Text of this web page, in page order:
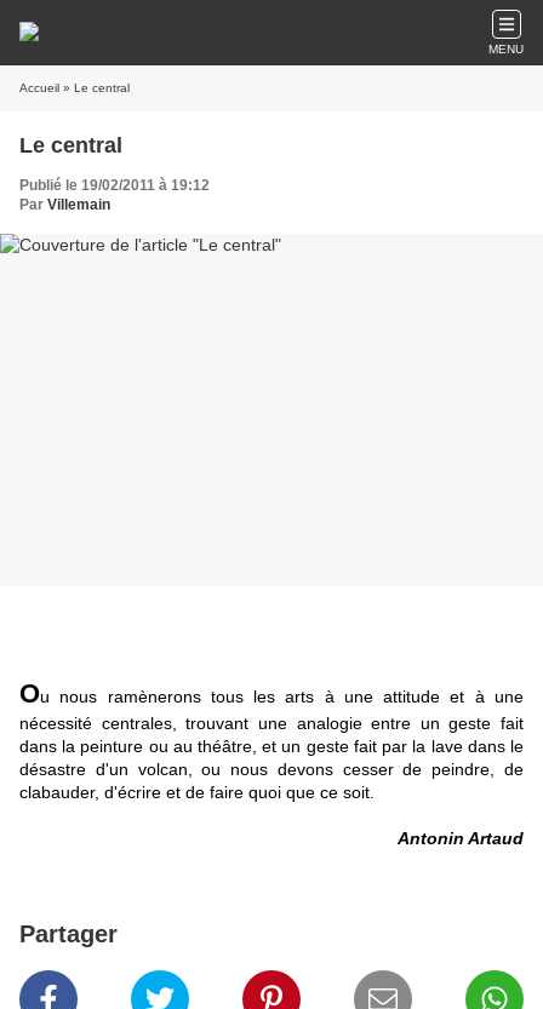
MENU
Accueil » Le central
Le central
Publié le 19/02/2011 à 19:12
Par Villemain
Ou nous ramènerons tous les arts à une attitude et à une
nécessité centrales, trouvant une analogie entre un geste fait
dans la peinture ou au théâtre, et un geste fait par la lave dans le
désastre d'un volcan, ou nous devons cesser de peindre, de
clabauder, d'écrire et de faire quoi que ce soit.
Antonin Artaud
Partager